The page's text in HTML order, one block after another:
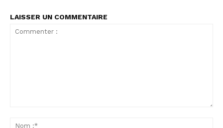
LAISSER UN COMMENTAIRE